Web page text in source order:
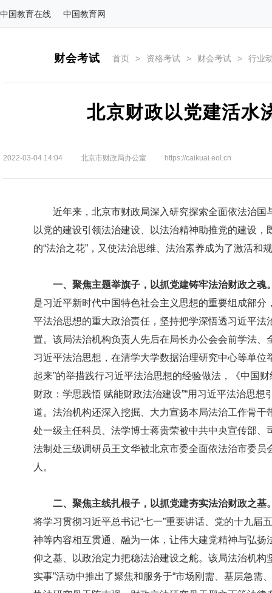
中国教育在线 中国教育网
财会考试 首页 > 资格考试 > 财会考试 > 行业
北京财政以党建活水
2022-03-04 14:04 北京市财政局办公室 https://caikuai.eol.cn
近年来，北京市财政局深入研究探索全面依法治国
以党的建设引领法治建设、以法治精神助推党的建设
的“法治之花”，又使法治思维、法治素养成为了激活和
一、聚焦主题举旗子，以抓党建铸牢法治财政之魂
是习近平新时代中国特色社会主义思想的重要组成部分
平法治思想的重大政治责任，坚持把学深悟透习近平
置。该局法治机构负责人先后在局长办公会会前学法
习近平法治思想，在清学大学数据治理研究中心等单
起来”的举措践行习近平法治思想的经验做法，《中国
财政：学思践悟 赋能财政法治建设”“用习近平法治思
道。法治机构还深入挖掘、大力宣扬本局法治工作骨
处一级主任科员、法学博士蒋贵荣被中共中央宣传部
法制处三级调研员王文华被北京市委全面依法治市委
人。
二、聚焦主线扎根子，以抓党建夯实法治财政之基
将学习贯彻习近平总书记“七一”重要讲话、党的十九
神等内容相互贯通、融为一体，让伟大建党精神与弘
仰之基、以政治定力把稳法治建设之舵。该局法治机
实事”活动中推出了聚焦和服务于“市场刚需、基层急需